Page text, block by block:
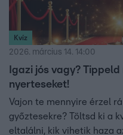
Kvíz
2026. március 14. 14:00
Igazi jós vagy?
nyerteseket!
Vajon te mennyire érzel
győztesekre? Töltsd ki a
eltalálni, kik vihetik haza